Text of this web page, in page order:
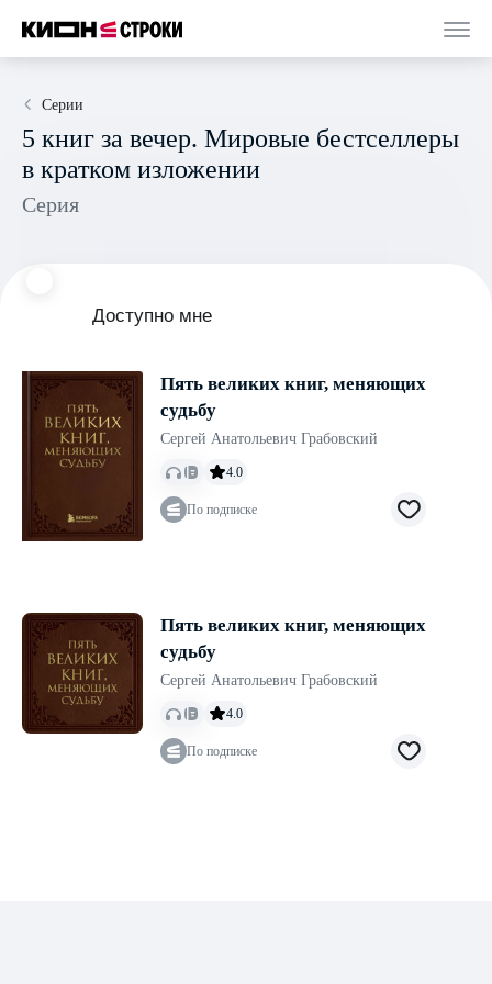
Серии
5 книг за вечер. Мировые бестселлеры
в кратком изложении
Серия
Доступно мне
Пять великих книг, меняющих
судьбу
Сергей Анатольевич Грабовский
4.0
По подписке
Пять великих книг, меняющих
судьбу
Сергей Анатольевич Грабовский
4.0
По подписке